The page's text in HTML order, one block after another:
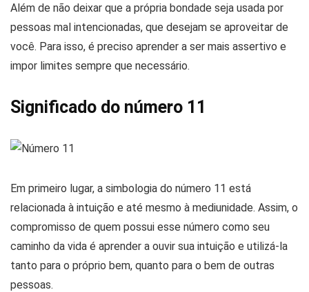
Além de não deixar que a própria bondade seja usada por
pessoas mal intencionadas, que desejam se aproveitar de
você. Para isso, é preciso aprender a ser mais assertivo e
impor limites sempre que necessário.
Significado do número 11
Em primeiro lugar, a simbologia do número 11 está
relacionada à intuição e até mesmo à mediunidade. Assim, o
compromisso de quem possui esse número como seu
caminho da vida é aprender a ouvir sua intuição e utilizá-la
tanto para o próprio bem, quanto para o bem de outras
pessoas.